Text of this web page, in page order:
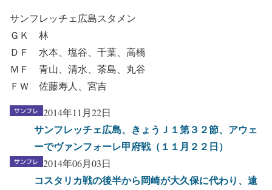
サンフレッチェ広島スタメン
ＧＫ 林
ＤＦ 水本、塩谷、千葉、高橋
ＭＦ 青山、清水、茶島、丸谷
ＦＷ 佐藤寿人、宮吉
2014年11月22日
サンフレッチェ広島、きょうＪ１第３２節、アウェ
ーでヴァンフォーレ甲府戦（１１月２２日）
2014年06月03日
コスタリカ戦の後半から岡崎が大久保に代わり、遠